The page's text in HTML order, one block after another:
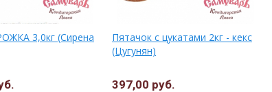
3,0кг (Сирена
Пятачок с цукатами 2кг - кекс
(Цугунян)
397,00 руб.